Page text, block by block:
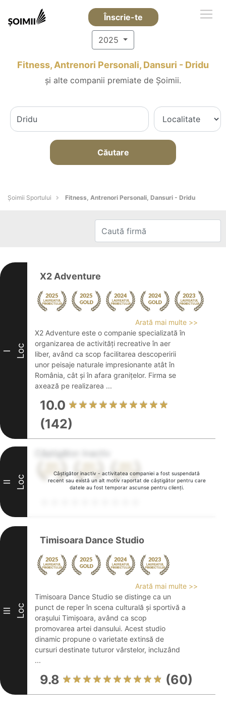
Înscrie-te
2025
Fitness, Antrenori Personali, Dansuri - Dridu
și alte companii premiate de Șoimii.
Căutare
Șoimii Sportului Fitness, Antrenori Personali, Dansuri - Dridu
I Loc
X2 Adventure
Arată mai multe >>
X2 Adventure este o companie specializată în
organizarea de activități recreative în aer
liber, având ca scop facilitarea descoperirii
unor peisaje naturale impresionante atât în
România, cât și în afara granițelor. Firma se
axează pe realizarea ...
10.0
(142)
Câștigător inactiv - activitatea companiei a fost suspendată
recent sau există un alt motiv raportat de câștigător pentru care
datele au fost temporar ascunse pentru clienți.
II Loc
III Loc
Timisoara Dance Studio
Arată mai multe >>
Timisoara Dance Studio se distinge ca un
punct de reper în scena culturală și sportivă a
orașului Timișoara, având ca scop
promovarea artei dansului. Acest studio
dinamic propune o varietate extinsă de
cursuri destinate tuturor vârstelor, incluzând
...
9.8 (60)